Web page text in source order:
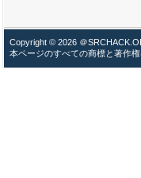
Copyright © 2026 ＠
本ページのすべての商標と著作